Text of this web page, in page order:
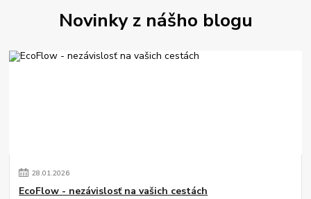
Novinky z nášho blogu
28.01.2026
EcoFlow - nezávislosť na vašich cestách